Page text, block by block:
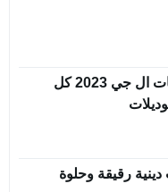
اسعار ثلاجات ال جي 2023 كل
دينية رقيقة وحلوة